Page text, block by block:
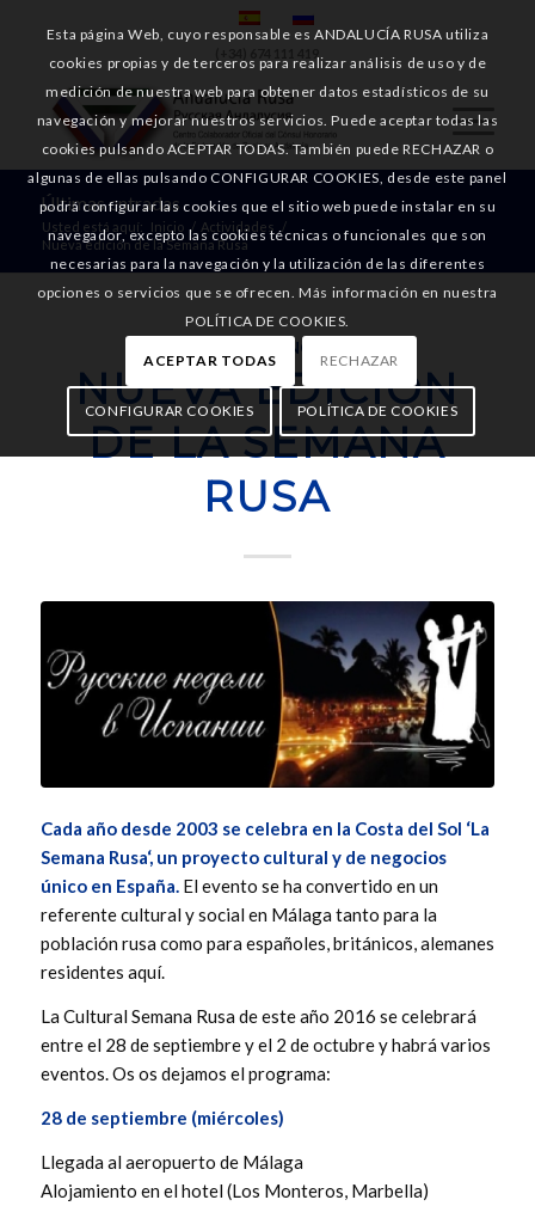
Últimas entradas
Usted está aquí: Inicio / Actividades
/
Nueva edición de la Semana Rusa
NOTICIAS
NUEVA EDICIÓN
DE LA SEMANA
RUSA
Cada año desde 2003 se celebra en la Costa del Sol ‘La
Semana Rusa‘, un proyecto cultural y de negocios
único en España.El evento se ha convertido en un
referente cultural y social en Málaga tanto para la
población rusa como para españoles, británicos, alemanes
residentes aquí.
La Cultural Semana Rusa de este año 2016 se celebrará
entre el 28 de septiembre y el 2 de octubre y habrá varios
eventos. Os os dejamos el programa:
28 de septiembre (miércoles)
Llegada al aeropuerto de Málaga
Alojamiento en el hotel (Los Monteros, Marbella)
Esta página Web, cuyo responsable es ANDALUCÍA RUSA utiliza
cookies propias y de terceros para realizar análisis de uso y de
medición de nuestra web para obtener datos estadísticos de su
navegación y mejorar nuestros servicios. Puede aceptar todas las
cookies pulsando ACEPTAR TODAS. También puede RECHAZAR o
algunas de ellas pulsando CONFIGURAR COOKIES, desde este panel
podrá configurar las cookies que el sitio web puede instalar en su
navegador, excepto las cookies técnicas o funcionales que son
necesarias para la navegación y la utilización de las diferentes
opciones o servicios que se ofrecen. Más información en nuestra
POLÍTICA DE COOKIES.
ACEPTAR TODAS RECHAZAR
CONFIGURAR COOKIES POLÍTICA DE COOKIES